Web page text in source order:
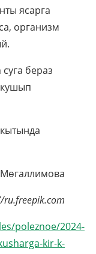
ясарга
организм
бераз
poleznoe/2024-
kir-k-